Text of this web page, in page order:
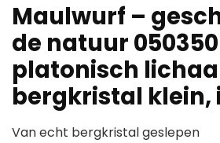
Maulwurf –
de natuur
platonisch
bergkristal klein,
Van echt bergkristal geslepen